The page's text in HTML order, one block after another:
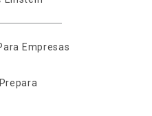
Empresas